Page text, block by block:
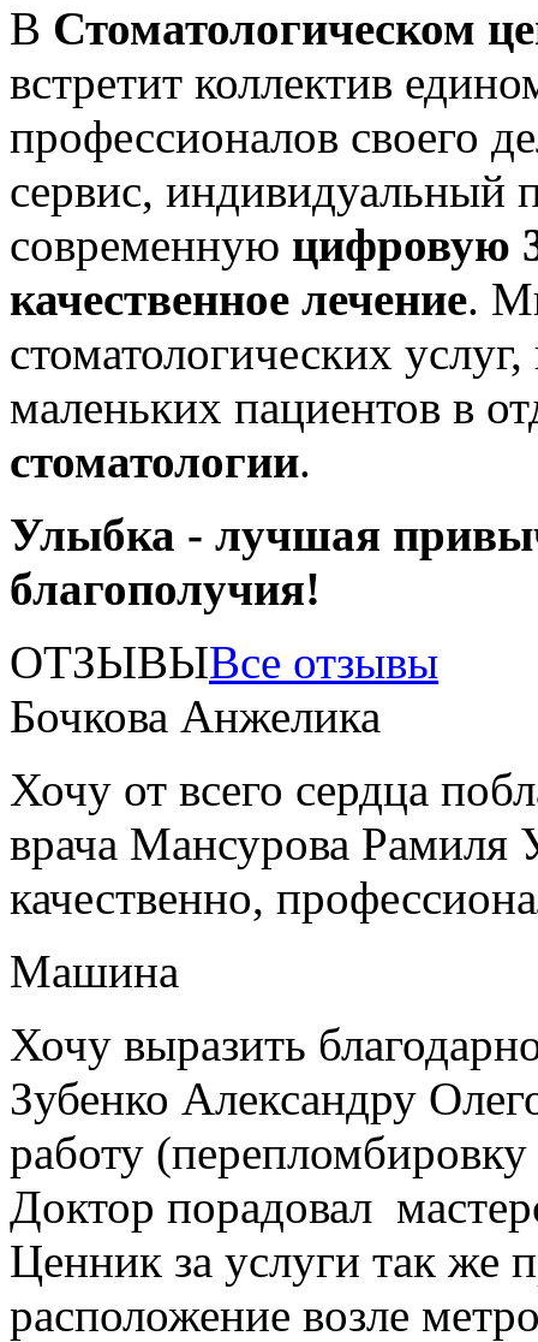
В Стоматологическом
встретит коллектив
профессионалов своего
сервис, индивидуальный
современную цифровую
качественное лечение.
стоматологических
маленьких пациентов в
стоматологии.
Улыбка - лучшая
благополучия!
ОТЗЫВЫВсе отзывы
Бочкова Анжелика
Хочу от всего сердца
врача Мансурова Рамиля
качественно,
Машина
Хочу выразить
Зубенко Александру
работу
Доктор порадовал
Ценник за услуги так же
расположение возле